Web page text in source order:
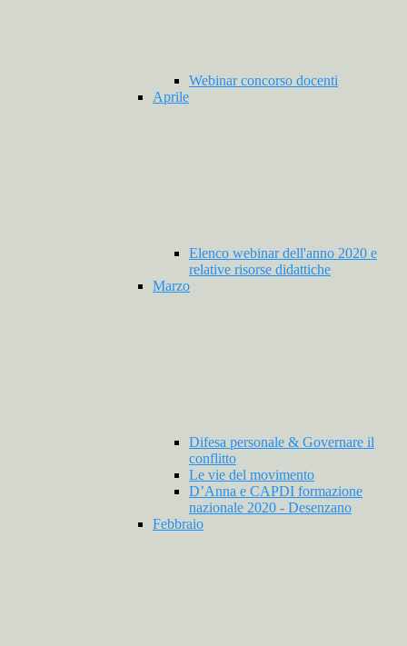
Webinar concorso docenti
Aprile
Elenco webinar dell'anno 2020 e
relative risorse didattiche
Marzo
Difesa personale & Governare il
conflitto
Le vie del movimento
D’Anna e CAPDI formazione
nazionale 2020 - Desenzano
Febbraio